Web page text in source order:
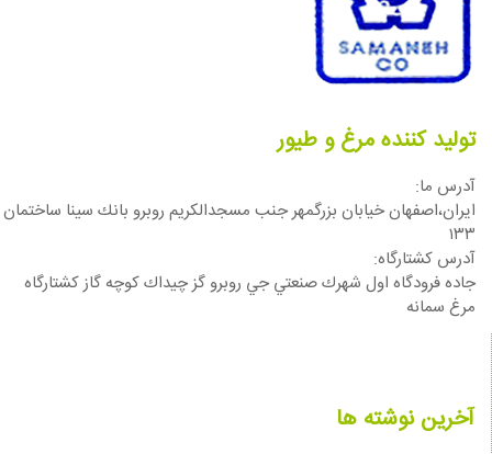
تولید کننده مرغ و طیور
آدرس ما:
ایران،اصفهان خيابان بزرگمهر جنب مسجدالكريم روبرو بانك سينا ساختمان
١٣٣
آدرس كشتارگاه:
جاده فرودگاه اول شهرك صنعتي جي روبرو گز چيداك كوچه گاز كشتارگاه
مرغ سمانه
آخرین نوشته ها